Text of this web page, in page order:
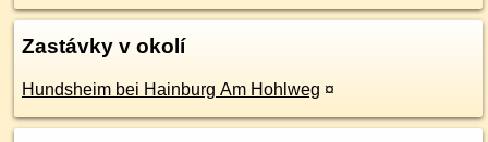
Zastávky v okolí
Hundsheim bei Hainburg Am Hohlweg ¤